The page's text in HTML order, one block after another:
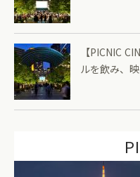
【PICNIC
ルを飲み、